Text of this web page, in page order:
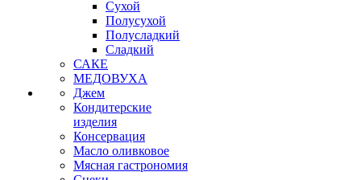
Сухой
Полусухой
Полусладкий
Сладкий
САКЕ
МЕДОВУХА
Джем
Кондитерские
изделия
Консервация
Масло оливковое
Мясная гастрономия